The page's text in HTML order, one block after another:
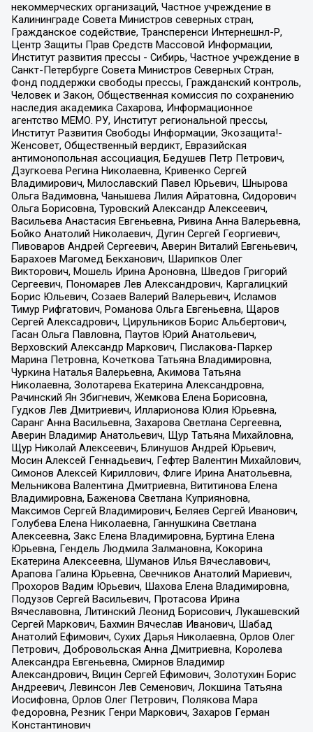
некоммерческих организаций, Частное учреждение в
Калининграде Совета Министров северных стран,
Гражданское содействие, Трансперенси Интернешнл-Р,
Центр Защиты Прав Средств Массовой Информации,
Институт развития прессы - Сибирь, Частное учреждение в
Санкт-Петербурге Совета Министров Северных Стран,
Фонд поддержки свободы прессы, Гражданский контроль,
Человек и Закон, Общественная комиссия по сохранению
наследия академика Сахарова, Информационное
агентство МЕМО. РУ, Институт региональной прессы,
Институт Развития Свободы Информации, Экозащита!-
Женсовет, Общественный вердикт, Евразийская
антимонопольная ассоциация, Бедушев Петр Петрович,
Дзугкоева Регина Николаевна, Кривенко Сергей
Владимирович, Милославский Павел Юрьевич, Шнырова
Ольга Вадимовна, Чанышева Лилия Айратовна, Сидорович
Ольга Борисовна, Туровский Александр Алексеевич,
Васильева Анастасия Евгеньевна, Ривина Анна Валерьевна,
Бойко Анатолий Николаевич, Дугин Сергей Георгиевич,
Пивоваров Андрей Сергеевич, Аверин Виталий Евгеньевич,
Барахоев Магомед Бекханович, Шарипков Олег
Викторович, Мошель Ирина Ароновна, Шведов Григорий
Сергеевич, Пономарев Лев Александрович, Каргалицкий
Борис Юльевич, Созаев Валерий Валерьевич, Исламов
Тимур Рифгатович, Романова Ольга Евгеньевна, Щаров
Сергей Алексадрович, Цирульников Борис Альбертович,
Гасан Ольга Павловна, Паутов Юрий Анатольевич,
Верховский Александр Маркович, Пислакова-Паркер
Марина Петровна, Кочеткова Татьяна Владимировна,
Чуркина Наталья Валерьевна, Акимова Татьяна
Николаевна, Золотарева Екатерина Александровна,
Рачинский Ян Збигневич, Жемкова Елена Борисовна,
Гудков Лев Дмитриевич, Илларионова Юлия Юрьевна,
Саранг Анна Васильевна, Захарова Светлана Сергеевна,
Аверин Владимир Анатольевич, Щур Татьяна Михайловна,
Щур Николай Алексеевич, Блинушов Андрей Юрьевич,
Мосин Алексей Геннадьевич, Гефтер Валентин Михайлович,
Симонов Алексей Кириллович, Флиге Ирина Анатольевна,
Мельникова Валентина Дмитриевна, Вититинова Елена
Владимировна, Баженова Светлана Куприяновна,
Максимов Сергей Владимирович, Беляев Сергей Иванович,
Голубева Елена Николаевна, Ганнушкина Светлана
Алексеевна, Закс Елена Владимировна, Буртина Елена
Юрьевна, Гендель Людмила Залмановна, Кокорина
Екатерина Алексеевна, Шуманов Илья Вячеславович,
Арапова Галина Юрьевна, Свечников Анатолий Мариевич,
Прохоров Вадим Юрьевич, Шахова Елена Владимировна,
Подузов Сергей Васильевич, Протасова Ирина
Вячеславовна, Литинский Леонид Борисович, Лукашевский
Сергей Маркович, Бахмин Вячеслав Иванович, Шабад
Анатолий Ефимович, Сухих Дарья Николаевна, Орлов Олег
Петрович, Добровольская Анна Дмитриевна, Королева
Александра Евгеньевна, Смирнов Владимир
Александрович, Вицин Сергей Ефимович, Золотухин Борис
Андреевич, Левинсон Лев Семенович, Локшина Татьяна
Иосифовна, Орлов Олег Петрович, Полякова Мара
Федоровна, Резник Генри Маркович, Захаров Герман
Константинович